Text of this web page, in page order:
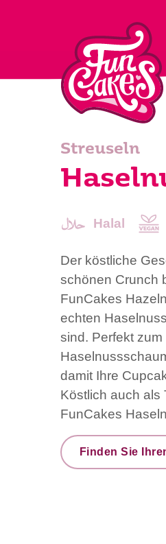
Streuseln
Halal
Der köstliche
schönen Crunch
FunCakes
echten
sind. Perfekt
damit Ihre
Köstlich auch als
FunCakes
Finden Sie